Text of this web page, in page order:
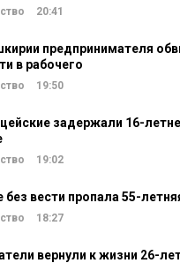
20:41
предпринимателя
в рабочего
19:50
задержали 16-
19:02
без вести пропала 55-
18:27
вернули к жизни 26-